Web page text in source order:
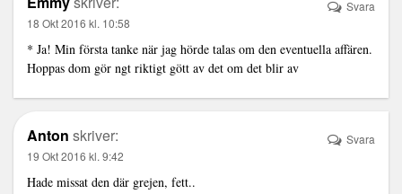
18 Okt 2016 kl. 10:58
* Ja! Min första tanke när jag hörde talas om den eventuella affären.
Hoppas dom gör ngt riktigt gött av det om det blir av
Svara
Anton skriver:
19 Okt 2016 kl. 9:42
Hade missat den där grejen, fett..
Svara